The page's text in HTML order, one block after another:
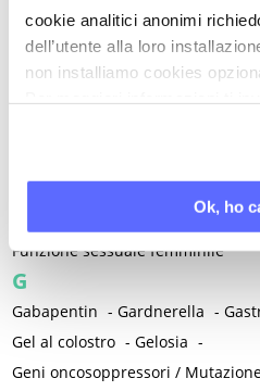
cookie analitici anonimi
dell’utente alla loro
non installiamo cookies
Ok, ho
Fibromatosi uterina
- Fibromialgia
Finestra terapeutica -
Fitocomplessi -Fitoestrogeni -
Fumo
Funzione sessuale femminile
G
Gabapentin -Gardnerella -
Gel al colostro -Gelosia -
Geni oncosoppressori / Mutazione